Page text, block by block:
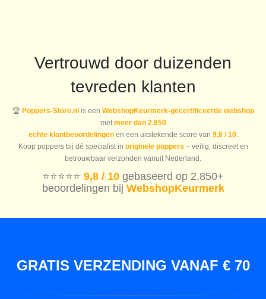
Vertrouwd door duizenden
tevreden klanten
🏆 Poppers-Store.nlis een WebshopKeurmerk-gecertificeerde webshop
met meer dan 2.850
echte klantbeoordelingenen een uitstekende score van 9,8 / 10.
Koop poppers bij dé specialist in originele poppers – veilig, discreet en
betrouwbaar verzonden vanuit Nederland.
⭐️⭐️⭐️⭐️⭐️ 9,8 / 10 gebaseerd op 2.850+
beoordelingen bij WebshopKeurmerk
GRATIS VERZENDING VANAF € 70